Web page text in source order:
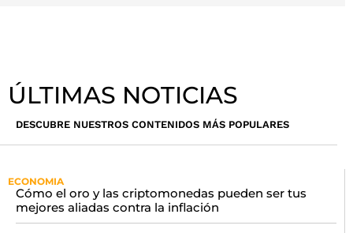
ÚLTIMAS NOTICIAS
DESCUBRE NUESTROS CONTENIDOS MÁS POPULARES
ECONOMIA
Cómo el oro y las criptomonedas pueden ser tus
mejores aliadas contra la inflación